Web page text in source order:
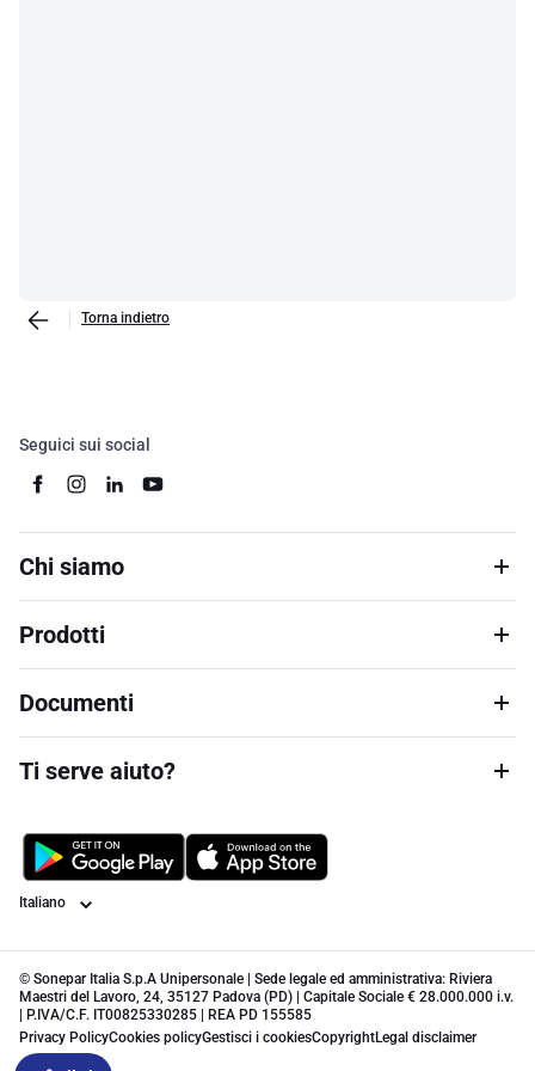
Torna indietro
Seguici sui social
Chi siamo
Prodotti
Documenti
Ti serve aiuto?
Lingua
© Sonepar Italia S.p.A Unipersonale | Sede legale ed amministrativa: Riviera
Maestri del Lavoro, 24, 35127 Padova (PD) | Capitale Sociale € 28.000.000 i.v.
| P.IVA/C.F. IT00825330285 | REA PD 155585
Privacy PolicyCookies policyGestisci i cookiesCopyrightLegal disclaimer